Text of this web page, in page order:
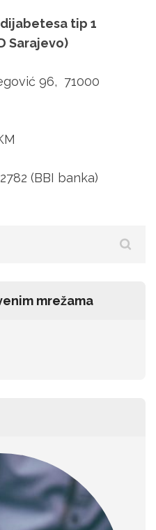
tip 1
Sarajevo)
96, 71000
(BBI banka)
mrežama